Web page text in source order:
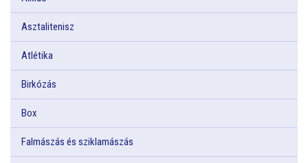
Asztalitenisz
Atlétika
Birkózás
Box
Falmászás és sziklamászás